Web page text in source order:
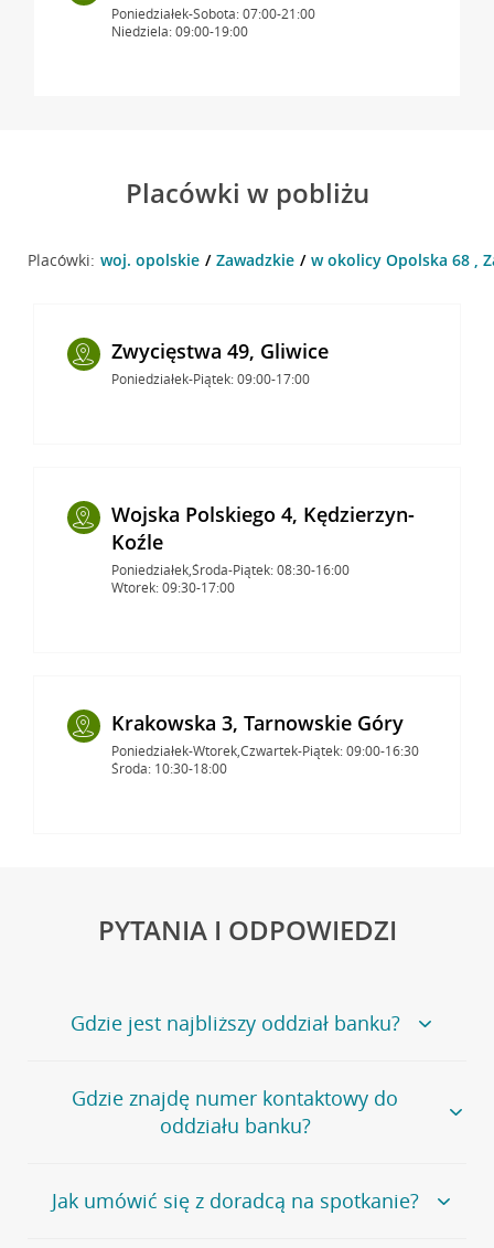
Poniedziałek-Sobota: 07:00-21:00
Niedziela: 09:00-19:00
Placówki w pobliżu
Placówki: woj. opolskie Zawadzkie w okolicy Opolska 68 ,
Zwycięstwa 49, Gliwice
Poniedziałek-Piątek: 09:00-17:00
Wojska Polskiego 4, Kędzierzyn-
Koźle
Poniedziałek,Środa-Piątek: 08:30-16:00
Wtorek: 09:30-17:00
Krakowska 3, Tarnowskie Góry
Poniedziałek-Wtorek,Czwartek-Piątek: 09:00-16:30
Środa: 10:30-18:00
PYTANIA I ODPOWIEDZI
Gdzie jest najbliższy oddział banku?
Jeśli szukasz oddziału naszego banku, zapraszamy na
stronęPlacówki i bankomaty, na której znajduje się
wygodna wyszukiwarka.
oddziałów
Gdzie znajdę numer kontaktowy do
oddziału banku?
Bank Credit Agricole nie udostępnia ogólnego numeru
telefonu do placówki bankowej.
Jak umówić się z doradcą na spotkanie?